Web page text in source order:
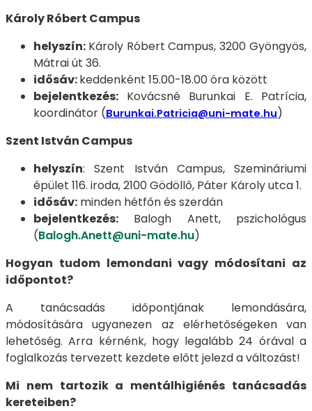
Károly Róbert Campus
helyszín: Károly Róbert Campus, 3200 Gyöngyös,
Mátrai út 36.
idősáv:keddenként 15.00-18.00 óra között
bejelentkezés: Kovácsné Burunkai E. Patrícia,
koordinátor (Burunkai.Patricia@uni-mate.hu)
Szent István Campus
helyszín: Szent István Campus, Szemináriumi
épület 116. iroda, 2100 Gödöllő, Páter Károly utca 1.
idősáv: minden hétfőn és szerdán
bejelentkezés: Balogh Anett, pszichológus
(Balogh.Anett@uni-mate.hu)
Hogyan tudom lemondani vagy módosítani az
időpontot?
A tanácsadás időpontjának lemondására,
módosítására ugyanezen az elérhetőségeken van
lehetőség. Arra kérnénk, hogy legalább 24 órával a
foglalkozás tervezett kezdete előtt jelezd a változást!
Mi nem tartozik a mentálhigiénés tanácsadás
kereteiben?